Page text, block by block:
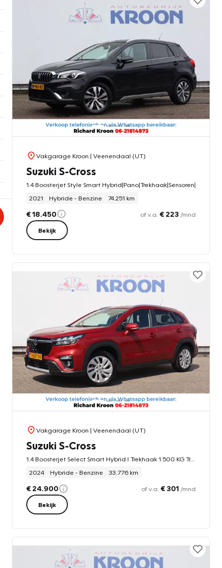
Vakgarage Kroon | Veenendaal (UT)
Suzuki S-Cross
1.4 Boosterjet Style Smart Hybrid|Pano|Trekhaak|Sensoren|
2021
Hybride - Benzine 74.251 km
€ 18.450 of v.a. € 223 /mnd
Bekijk
Vakgarage Kroon | Veenendaal (UT)
Suzuki S-Cross
1.4 Boosterjet Select Smart Hybrid I Trekhaak 1.500 KG Trekgewicht I All seasonbanden
2024
Hybride - Benzine 33.776 km
€ 24.900 of v.a. € 301 /mnd
Bekijk